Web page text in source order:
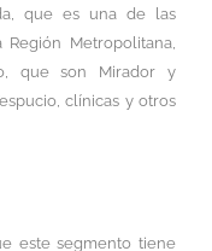
que es una de las
Metropolitana,
que son Mirador y
clínicas y otros
este segmento tiene